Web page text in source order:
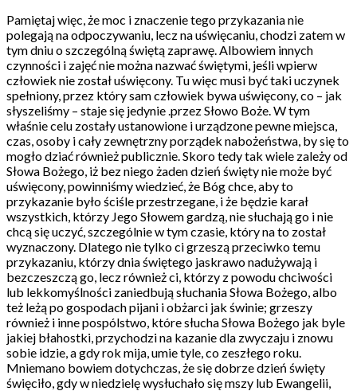
Pamiętaj więc, że moc i znaczenie tego przykazania nie
polegają na odpoczywaniu, lecz na uświęcaniu, chodzi zatem w
tym dniu o szczególną świętą zaprawę. Albowiem innych
czynności i zajęć nie można nazwać świętymi, jeśli wpierw
człowiek nie został uświęcony. Tu więc musi być taki uczynek
spełniony, przez który sam człowiek bywa uświęcony, co – jak
słyszeliśmy – staje się jedynie .przez Słowo Boże. W tym
właśnie celu zostały ustanowione i urządzone pewne miejsca,
czas, osoby i cały zewnętrzny porządek nabożeństwa, by się to
mogło dziać również publicznie. Skoro tedy tak wiele zależy od
Słowa Bożego, iż bez niego żaden dzień święty nie może być
uświęcony, powinniśmy wiedzieć, że Bóg chce, aby to
przykazanie było ściśle przestrzegane, i że będzie karał
wszystkich, którzy Jego Słowem gardzą, nie słuchają go i nie
chcą się uczyć, szczególnie w tym czasie, który na to został
wyznaczony. Dlatego nie tylko ci grzeszą przeciwko temu
przykazaniu, którzy dnia świętego jaskrawo nadużywają i
bezczeszczą go, lecz również ci, którzy z powodu chciwości
lub lekkomyślności zaniedbują słuchania Słowa Bożego, albo
też leżą po gospodach pijani i obżarci jak świnie; grzeszy
również i inne pospólstwo, które słucha Słowa Bożego jak byle
jakiej błahostki, przychodzi na kazanie dla zwyczaju i znowu
sobie idzie, a gdy rok mija, umie tyle, co zeszłego roku.
Mniemano bowiem dotychczas, że się dobrze dzień święty
święciło, gdy w niedzielę wysłuchało się mszy lub Ewangelii,